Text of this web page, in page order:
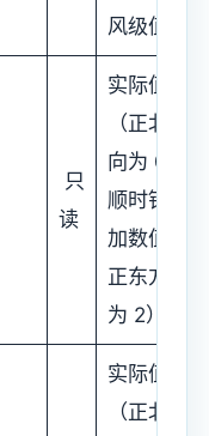
风级值）
只
读
实际值
（正北方
向为 0，
顺时针增
加数值，
正东方
为 2）
实际值
（正北方